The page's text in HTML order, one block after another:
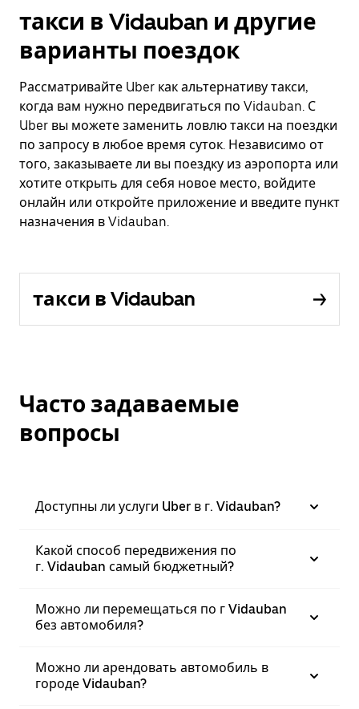
такси в Vidauban и другие
варианты поездок
Рассматривайте Uber как альтернативу такси,
когда вам нужно передвигаться по Vidauban. С
Uber вы можете заменить ловлю такси на поездки
по запросу в любое время суток. Независимо от
того, заказываете ли вы поездку из аэропорта или
хотите открыть для себя новое место, войдите
онлайн или откройте приложение и введите пункт
назначения в Vidauban.
такси в Vidauban
Часто задаваемые
вопросы
Доступны ли услуги Uber в г. Vidauban?
Какой способ передвижения по
г. Vidauban самый бюджетный?
Можно ли перемещаться по г Vidauban
без автомобиля?
Можно ли арендовать автомобиль в
городе Vidauban?